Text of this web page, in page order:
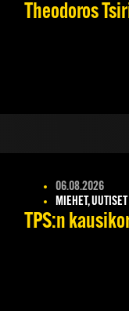
Theodoros
06.08.2026
MIEHET, UUTISET
TPS:n